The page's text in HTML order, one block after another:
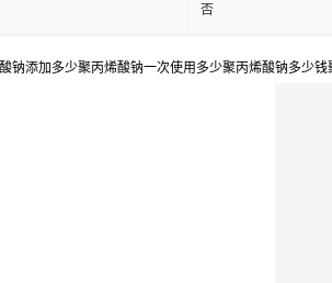
否
钠添加多少聚丙烯酸钠一次使用多少聚丙烯酸钠多少